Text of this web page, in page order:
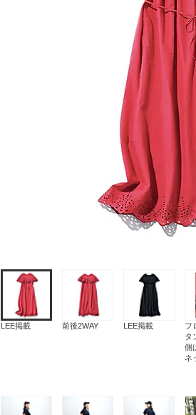
LEE掲載 前後2WAY LEE掲載
フ
タ
側
ネ